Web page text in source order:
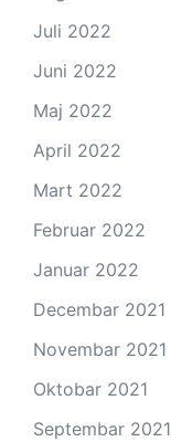
Juli 2022
Juni 2022
Maj 2022
April 2022
Mart 2022
Februar 2022
Januar 2022
Decembar 2021
Novembar 2021
Oktobar 2021
Septembar 2021